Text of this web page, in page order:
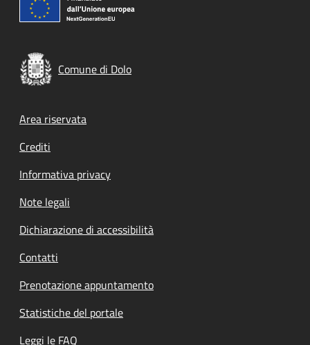
Comune di Dolo
Footer menu
Area riservata
Crediti
Informativa privacy
Note legali
Dichiarazione di accessibilità
Contatti
Prenotazione appuntamento
Statistiche del portale
Leggi le FAQ